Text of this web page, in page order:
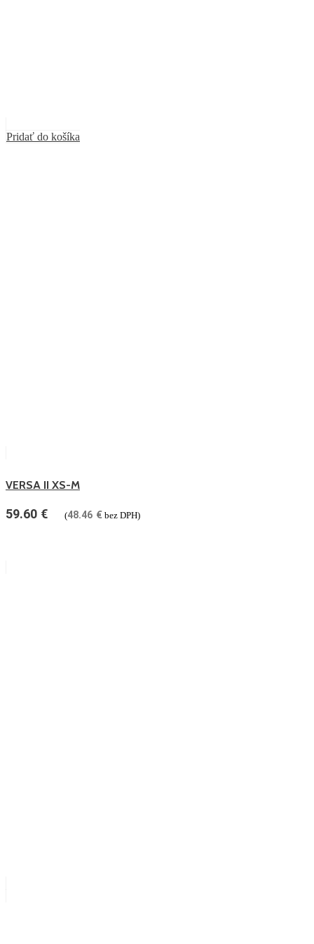
Pridať do košíka
VERSA II XS-M
59.60 € (48.46 € bez DPH)